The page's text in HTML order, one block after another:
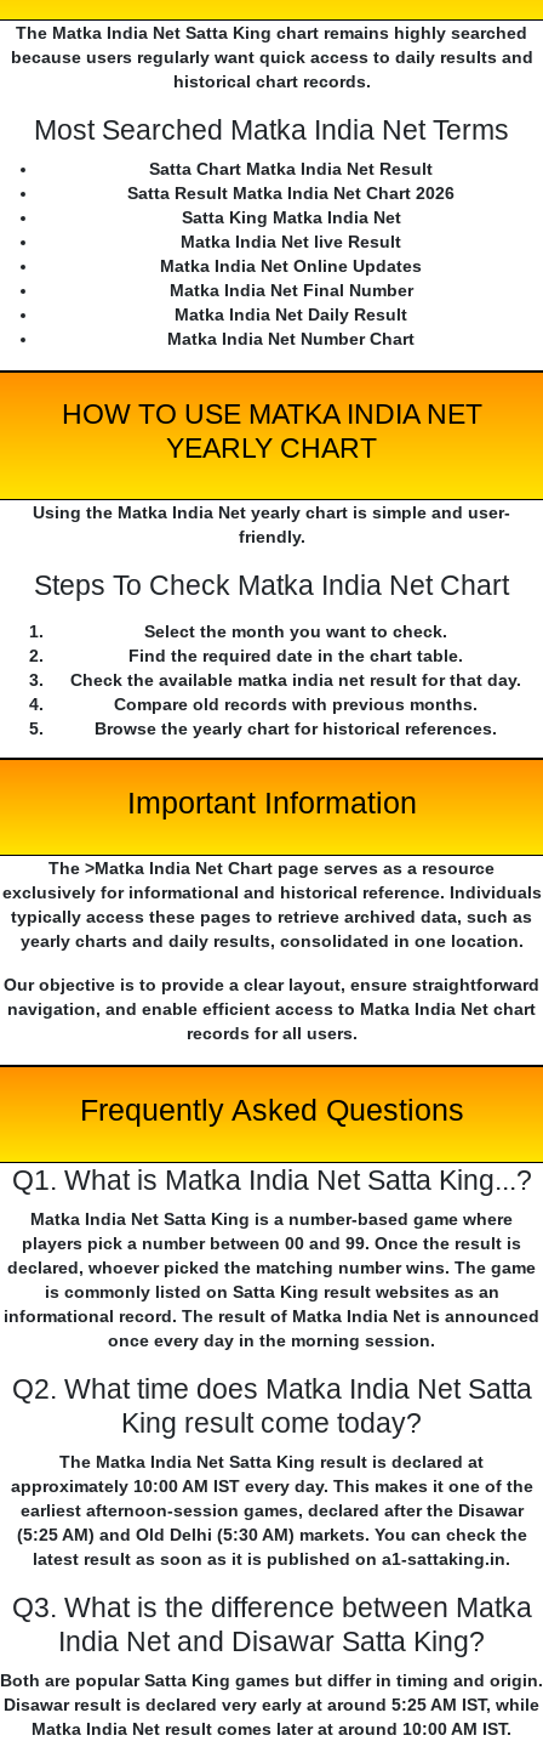
The Matka India Net Satta King chart remains highly searched
because users regularly want quick access to daily results and
historical chart records.
Most Searched Matka India Net Terms
Satta Chart Matka India Net Result
Satta Result Matka India Net Chart 2026
Satta King Matka India Net
Matka India Net live Result
Matka India Net Online Updates
Matka India Net Final Number
Matka India Net Daily Result
Matka India Net Number Chart
HOW TO USE MATKA INDIA NET
YEARLY CHART
Using the Matka India Net yearly chart is simple and user-
friendly.
Steps To Check Matka India Net Chart
Select the month you want to check.
Find the required date in the chart table.
Check the available matka india net result for that day.
Compare old records with previous months.
Browse the yearly chart for historical references.
Important Information
The >Matka India Net Chart page serves as a resource
exclusively for informational and historical reference. Individuals
typically access these pages to retrieve archived data, such as
yearly charts and daily results, consolidated in one location.
Our objective is to provide a clear layout, ensure straightforward
navigation, and enable efficient access to Matka India Net chart
records for all users.
Frequently Asked Questions
Q1. What is Matka India Net Satta King...?
Matka India Net Satta King is a number-based game where
players pick a number between 00 and 99. Once the result is
declared, whoever picked the matching number wins. The game
is commonly listed on Satta King result websites as an
informational record. The result of Matka India Net is announced
once every day in the morning session.
Q2. What time does Matka India Net Satta
King result come today?
The Matka India Net Satta King result is declared at
approximately 10:00 AM IST every day. This makes it one of the
earliest afternoon-session games, declared after the Disawar
(5:25 AM) and Old Delhi (5:30 AM) markets. You can check the
latest result as soon as it is published on a1-sattaking.in.
Q3. What is the difference between Matka
India Net and Disawar Satta King?
Both are popular Satta King games but differ in timing and origin.
Disawar result is declared very early at around 5:25 AM IST, while
Matka India Net result comes later at around 10:00 AM IST.